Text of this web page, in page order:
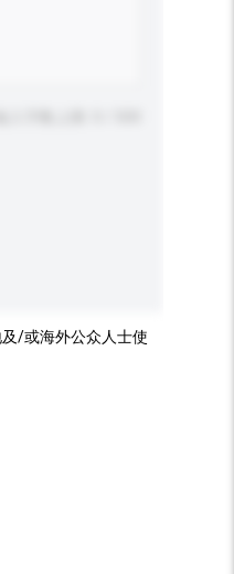
/或海外公众人士使